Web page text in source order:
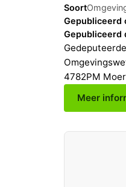
Soort
Gepubliceerd
Gepubliceerd
4782PM
Meer